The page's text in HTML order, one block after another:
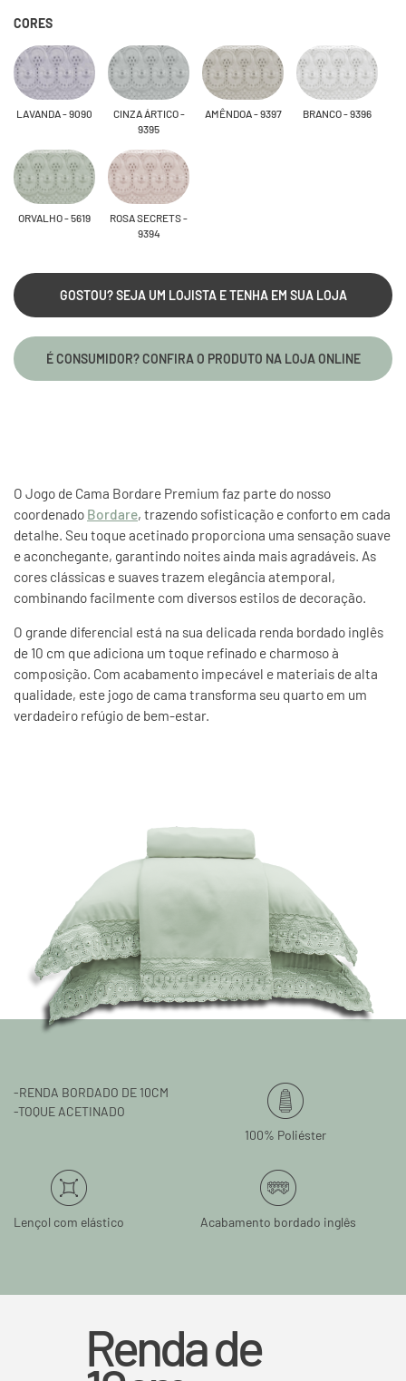
CORES
LAVANDA - 9090
CINZA ÁRTICO -
9395
AMÊNDOA - 9397 BRANCO - 9396
ORVALHO - 5619
ROSA SECRETS -
9394
GOSTOU? SEJA UM LOJISTA E TENHA EM SUA LOJA
É CONSUMIDOR? CONFIRA O PRODUTO NA LOJA ONLINE
O Jogo de Cama Bordare Premium faz parte do nosso
coordenado Bordare, trazendo sofisticação e conforto em cada
detalhe. Seu toque acetinado proporciona uma sensação suave
e aconchegante, garantindo noites ainda mais agradáveis. As
cores clássicas e suaves trazem elegância atemporal,
combinando facilmente com diversos estilos de decoração.
O grande diferencial está na sua delicada renda bordado inglês
de 10 cm que adiciona um toque refinado e charmoso à
composição. Com acabamento impecável e materiais de alta
qualidade, este jogo de cama transforma seu quarto em um
verdadeiro refúgio de bem-estar.
-RENDA BORDADO DE 10CM
-TOQUE ACETINADO
100% Poliéster
Lençol com elástico Acabamento bordado inglês
Renda de